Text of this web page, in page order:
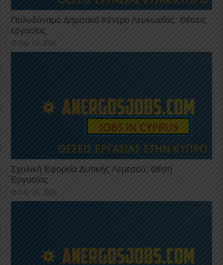
Πολυδύναμο Δημοτικό Κέντρο Λευκωσίας: Θέσεις
εργασίας
July 22, 2026
Σχολική Εφορεία Δυτικής Λεμεσού: Θέση
Εργασίας
July 20, 2026